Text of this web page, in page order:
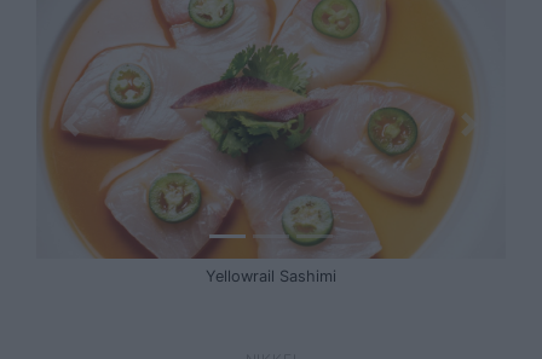
Yellowrail Sashimi